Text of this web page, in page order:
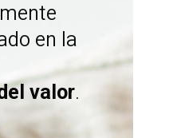
en la
valor.